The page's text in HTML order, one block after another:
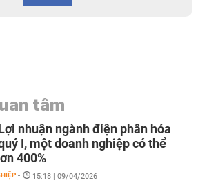
tâm
nhuận ngành điện phân hóa
I, một doanh nghiệp có thể
400%
- 15:18 | 09/04/2026